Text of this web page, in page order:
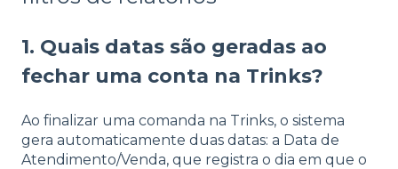
1. Quais datas são geradas ao
fechar uma conta na Trinks?
Ao finalizar uma comanda na Trinks, o sistema
gera automaticamente duas datas: a Data de
Atendimento/Venda, que registra o dia em que o